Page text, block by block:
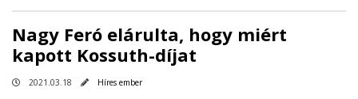
Nagy Feró elárulta, hogy miért
kapott Kossuth-díjat
2021.03.18 Híres ember